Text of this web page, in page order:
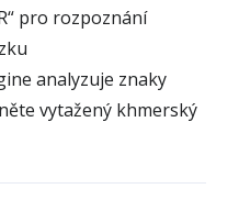
pro rozpoznání
analyzuje znaky
vytažený khmerský